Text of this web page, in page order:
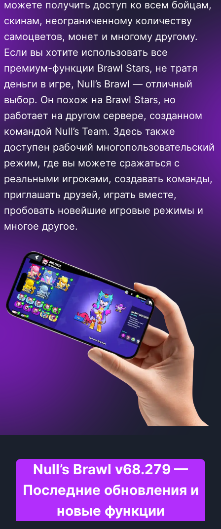
можете получить доступ ко всем бойцам,
скинам, неограниченному количеству
самоцветов, монет и многому другому.
Если вы хотите использовать все
премиум-функции Brawl Stars, не тратя
деньги в игре, Null’s Brawl — отличный
выбор. Он похож на Brawl Stars, но
работает на другом сервере, созданном
командой Null’s Team. Здесь также
доступен рабочий многопользовательский
режим, где вы можете сражаться с
реальными игроками, создавать команды,
приглашать друзей, играть вместе,
пробовать новейшие игровые режимы и
многое другое.
Null’s Brawl v68.279 —
Последние обновления и
новые функции